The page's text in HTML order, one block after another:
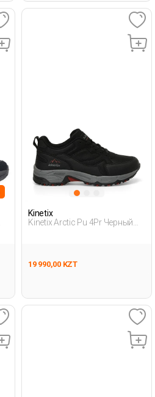
Kinetix
Kinetix Arctic Pu 4Pr Черный
19 990,00 KZT